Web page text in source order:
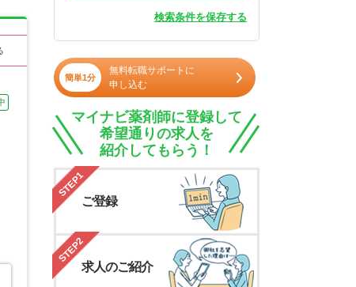
検索条件を保存する
簡単1分
無料転職サポートに
申し込む
マイナビ薬剤師に登録して
希望通りの求人を
紹介してもらう！
STEP1
ご登録
STEP2
求人のご紹介